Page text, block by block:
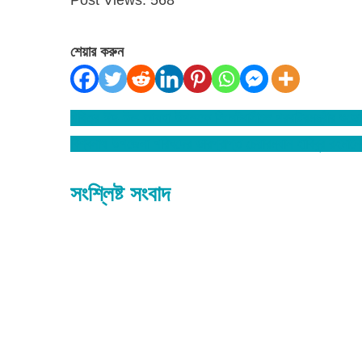
শেয়ার করুন
Post
সংশ্লিষ্ট সংবাদ